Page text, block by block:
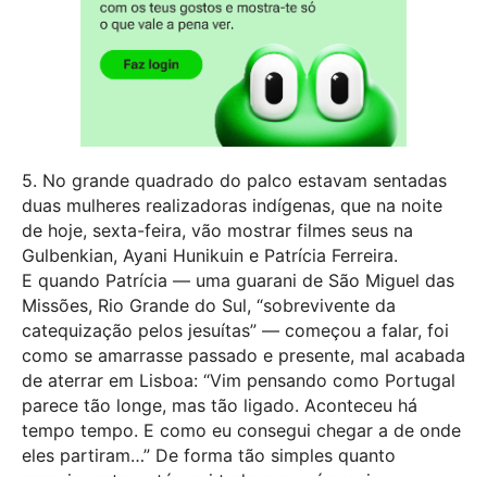
5. No grande quadrado do palco estavam sentadas
duas mulheres realizadoras indígenas, que na noite
de hoje, sexta-feira, vão mostrar filmes seus na
Gulbenkian, Ayani Hunikuin e Patrícia Ferreira.
E quando Patrícia — uma guarani de São Miguel das
Missões, Rio Grande do Sul, “sobrevivente da
catequização pelos jesuítas” — começou a falar, foi
como se amarrasse passado e presente, mal acabada
de aterrar em Lisboa: “Vim pensando como Portugal
parece tão longe, mas tão ligado. Aconteceu há
tempo tempo. E como eu consegui chegar a de onde
eles partiram…” De forma tão simples quanto